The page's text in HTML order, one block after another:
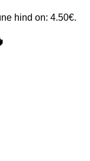
hind on: 4.50€.